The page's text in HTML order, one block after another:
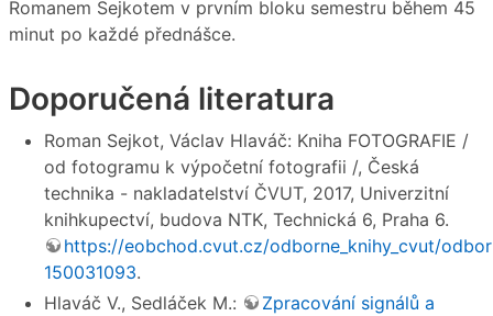
Romanem Sejkotem v prvním bloku semestru během 45
minut po každé přednášce.
Doporučená literatura
Roman Sejkot, Václav Hlaváč: Kniha FOTOGRAFIE /
od fotogramu k výpočetní fotografii /, Česká
technika - nakladatelství ČVUT, 2017, Univerzitní
knihkupectví, budova NTK, Technická 6, Praha 6.
https://eobchod.cvut.cz/odborne_knihy_cvut/
150031093.
Hlaváč V., Sedláček M.:
Zpracování signálů a